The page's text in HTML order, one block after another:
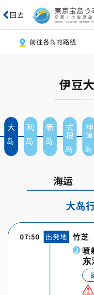
回去
前往各岛的路线
伊豆
大岛 利岛 新岛 式根岛 神津岛
海运
大岛
07:50 出発地
竹芝
喷